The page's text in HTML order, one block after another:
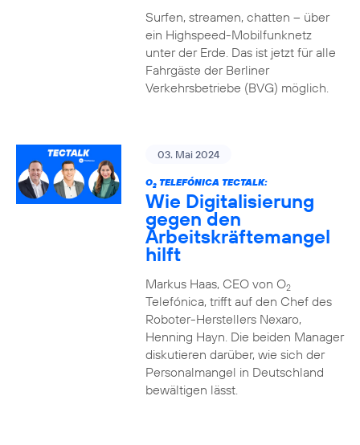
Surfen, streamen, chatten – über
ein Highspeed-Mobilfunknetz
unter der Erde. Das ist jetzt für alle
Fahrgäste der Berliner
Verkehrsbetriebe (BVG) möglich.
03. Mai 2024
O2TELEFÓNICA TECTALK:
Wie Digitalisierung
gegen den
Arbeitskräftemangel
hilft
Markus Haas, CEO von O2
Telefónica, trifft auf den Chef des
Roboter-Herstellers Nexaro,
Henning Hayn. Die beiden Manager
diskutieren darüber, wie sich der
Personalmangel in Deutschland
bewältigen lässt.